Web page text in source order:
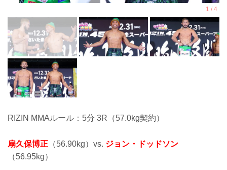
RIZIN MMAルール：5分 3R（57.0kg契約）
扇久保博正 （56.90kg）vs. ジョン・ドッドソン
（56.95kg）